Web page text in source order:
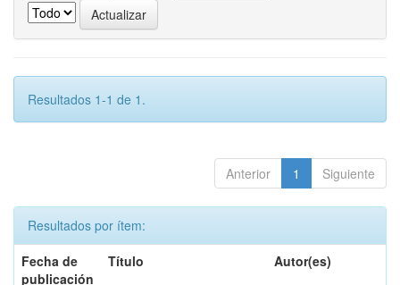
Resultados 1-1 de 1.
Anterior 1 Siguiente
Resultados por ítem:
Fecha de
publicación
Título Autor(es)